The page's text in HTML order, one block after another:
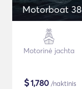
Motorboat 38
Motorinė jachta
$1,780 /naktinis